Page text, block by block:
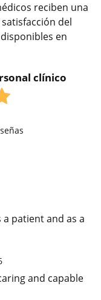
reciben una
del
en
clínico
patient and as a
and capable